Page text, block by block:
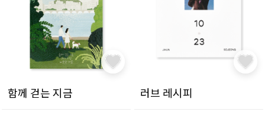
함께 걷는 지금 러브 레시피